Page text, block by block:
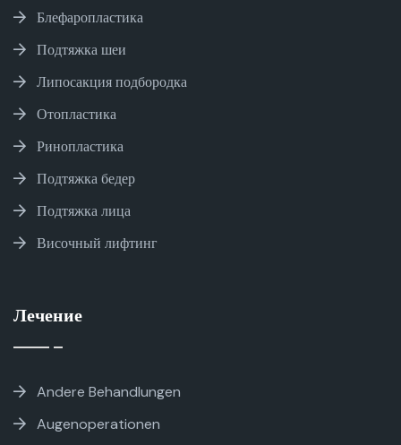
Блефаропластика
Подтяжка шеи
Липосакция подбородка
Отопластика
Ринопластика
Подтяжка бедер
Подтяжка лица
Височный лифтинг
Лечение
Andere Behandlungen
Augenoperationen